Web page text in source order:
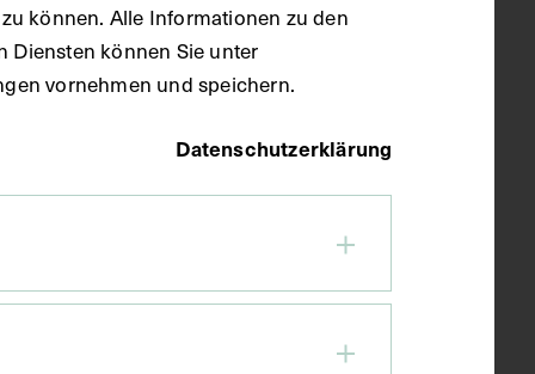
können. Alle Informationen zu den
Diensten können Sie unter
vornehmen und speichern.
Datenschutzerklärung